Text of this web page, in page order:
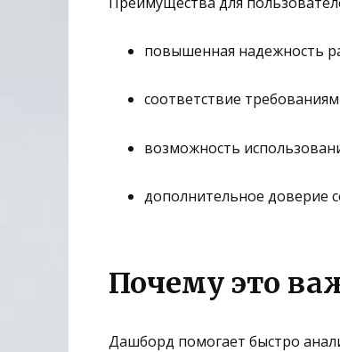
повышенная надежность
соответствие
возможность
дополнительное доверие
Почему это
Дашборд помогает быстро